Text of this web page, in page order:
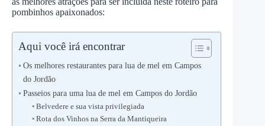
pombinhos apaixonados:
Aqui você irá encontrar
Os melhores restaurantes para lua de mel em Campos
do Jordão
Passeios para uma lua de mel em Campos do Jordão
Belvedere e sua vista privilegiada
Rota dos Vinhos na Serra da Mantiqueira